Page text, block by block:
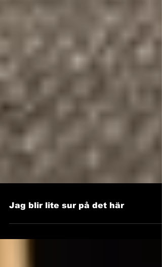
Jag blir lite sur på det här